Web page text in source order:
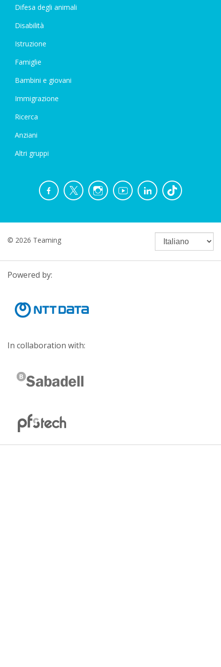
Difesa degli animali
Disabilità
Istruzione
Famiglie
Bambini e giovani
Immigrazione
Ricerca
Anziani
Altri gruppi
© 2026 Teaming
Powered by:
In collaboration with: